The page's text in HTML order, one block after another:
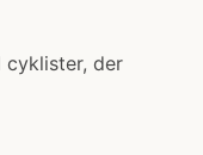
cyklister, der